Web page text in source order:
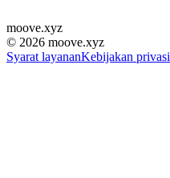
moove.xyz
© 2026 moove.xyz
Syarat layananKebijakan privasi